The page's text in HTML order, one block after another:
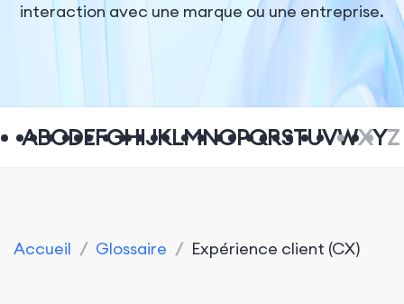
Entreprise
interaction avec une marque ou une entreprise.
ABCDEFGHIJKLMNOPQRSTUVWXYZ
Accueil / Glossaire / Expérience client (CX)